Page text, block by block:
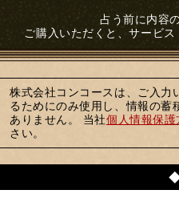
占う前に内容
ご購入いただくと、サービ
株式会社コンコースは、ご入力
るためにのみ使用し、情報の蓄
ありません。 当社個人情報保護
さい。
◆